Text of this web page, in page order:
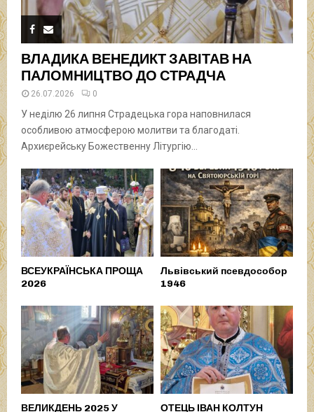
ВЛАДИКА ВЕНЕДИКТ ЗАВІТАВ НА
ПАЛОМНИЦТВО ДО СТРАДЧА
26.07.2026 0
У неділю 26 липня Страдецька гора наповнилася
особливою атмосферою молитви та благодаті.
Архиєрейську Божественну Літургію...
ВСЕУКРАЇНСЬКА ПРОЩА
2026
Львівський псевдособор
1946
ВЕЛИКДЕНЬ 2025 У
ОТЕЦЬ ІВАН КОЛТУН